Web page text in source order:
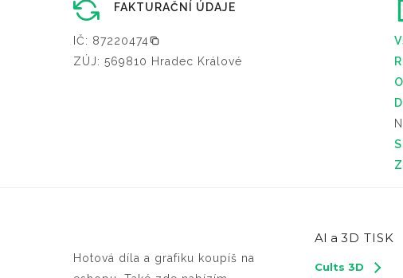
FAKTURAČNÍ ÚDAJE
IČ: 87220474
ZÚJ: 569810 Hradec Králové
Hotová díla a grafiku koupíš na
AI a 3D TISK
Cults 3D